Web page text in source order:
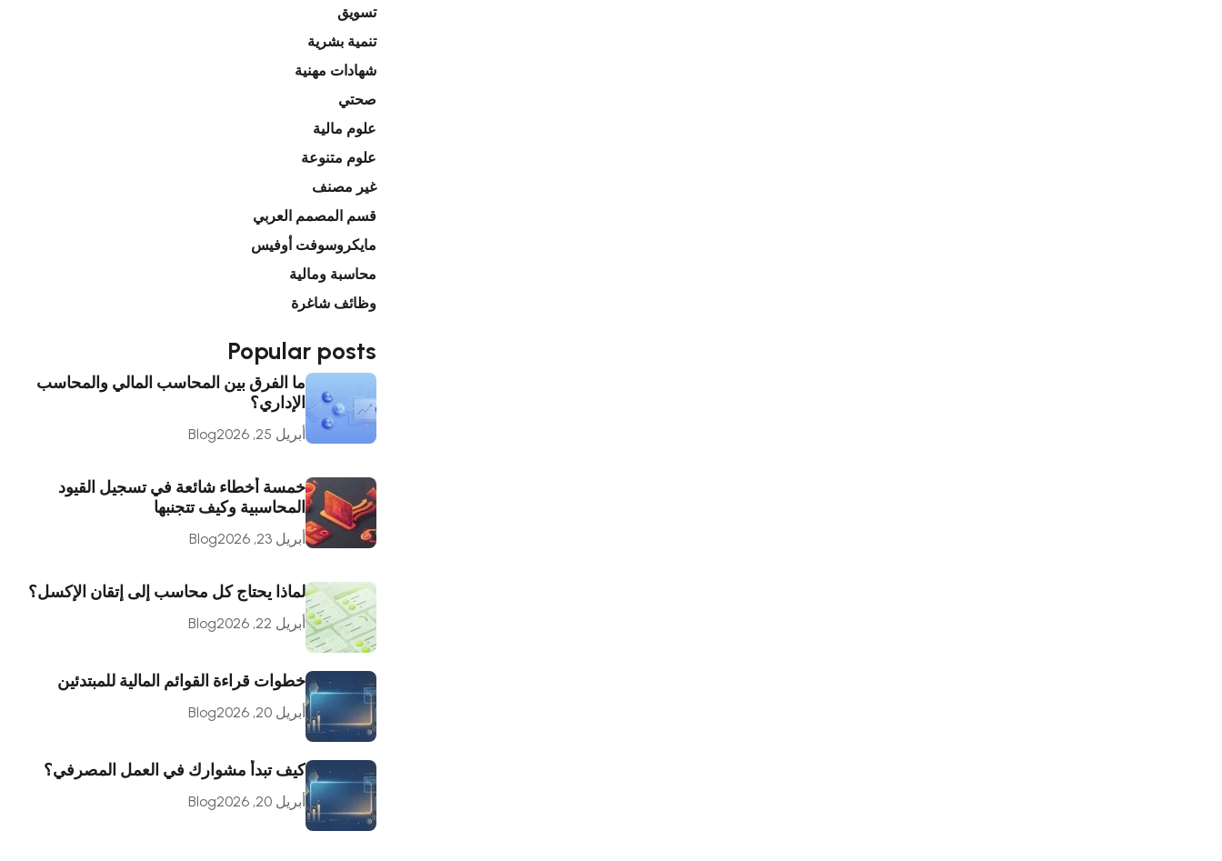
تسويق
تنمية بشرية
شهادات مهنية
صحتي
علوم مالية
علوم متنوعة
غير مصنف
قسم المصمم العربي
مايكروسوفت أوفيس
محاسبة ومالية
وظائف شاغرة
Popular posts
ما الفرق بين المحاسب المالي والمحاسب
الإداري؟
أبريل 25, 2026 Blog
خمسة أخطاء شائعة في تسجيل القيود
المحاسبية وكيف تتجنبها
أبريل 23, 2026 Blog
لماذا يحتاج كل محاسب إلى إتقان الإكسل؟
أبريل 22, 2026 Blog
خطوات قراءة القوائم المالية للمبتدئين
أبريل 20, 2026 Blog
كيف تبدأ مشوارك في العمل المصرفي؟
أبريل 20, 2026 Blog